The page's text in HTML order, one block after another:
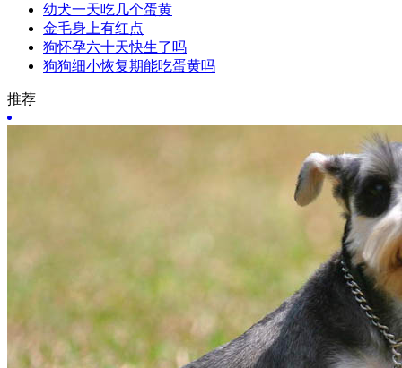
幼犬一天吃几个蛋黄
金毛身上有红点
狗怀孕六十天快生了吗
狗狗细小恢复期能吃蛋黄吗
推荐